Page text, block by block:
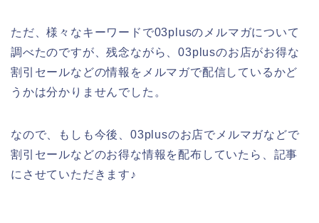
ただ、様々なキーワードで03plusのメルマガについて
調べたのですが、残念ながら、03plusのお店がお得な
割引セールなどの情報をメルマガで配信しているかど
うかは分かりませんでした。
なので、もしも今後、03plusのお店でメルマガなどで
割引セールなどのお得な情報を配布していたら、記事
にさせていただきます♪